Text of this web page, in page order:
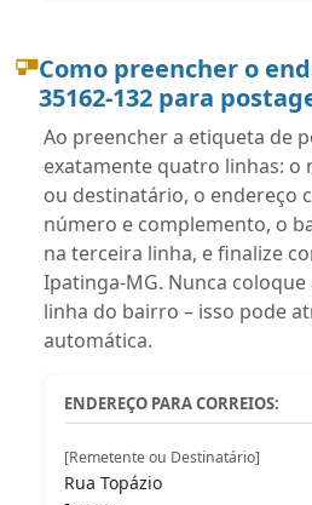
Como preencher o
35162-132 para
Ao preencher a etiqueta de
exatamente quatro linhas: o
ou destinatário, o endereço
número e complemento, o
na terceira linha, e finalize
Ipatinga-MG. Nunca coloque
linha do bairro – isso pode
automática.
ENDEREÇO PARA CORREIOS:
[Remetente ou Destinatário]
Rua Topázio